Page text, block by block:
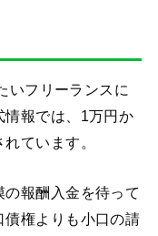
いフリーランスに
情報では、1万円か
ています。
報酬入金を待って
債権よりも小口の請